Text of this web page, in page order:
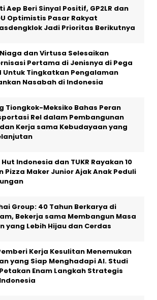
Aep Beri Sinyal Positif, GP2LR dan
Optimistis Pasar Rakyat
Jadi Prioritas Berikutnya
Niaga dan Virtusa Selesaikan
Pertama di Jenisnya di Pega
Untuk Tingkatkan Pengalaman
Nasabah di Indonesia
Tiongkok-Meksiko Bahas Peran
Rel dalam Pembangunan
Kerja sama Kebudayaan yang
Indonesia dan TUKR Rayakan 10
Pizza Maker Junior Ajak Anak Peduli
Group: 40 Tahun Berkarya di
Bekerja sama Membangun Masa
yang Lebih Hijau dan Cerdas
Kerja Kesulitan Menemukan
yang Siap Menghadapi AI. Studi
Enam Langkah Strategis